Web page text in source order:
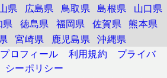
県 広島県 鳥取県 島根県
山口県
県 徳島県 福岡県 佐賀県
熊本県
宮崎県 鹿児島県 沖縄県
ロフィール 利用規約
プライバ
シーポリシー